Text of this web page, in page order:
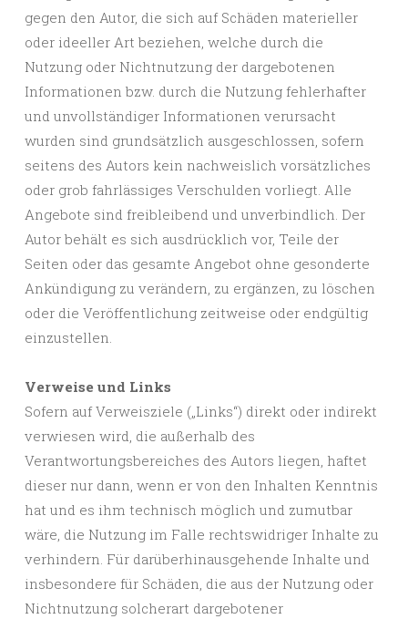
gegen den Autor, die sich auf Schäden materieller
oder ideeller Art beziehen, welche durch die
Nutzung oder Nichtnutzung der dargebotenen
Informationen bzw. durch die Nutzung fehlerhafter
und unvollständiger Informationen verursacht
wurden sind grundsätzlich ausgeschlossen, sofern
seitens des Autors kein nachweislich vorsätzliches
oder grob fahrlässiges Verschulden vorliegt. Alle
Angebote sind freibleibend und unverbindlich. Der
Autor behält es sich ausdrücklich vor, Teile der
Seiten oder das gesamte Angebot ohne gesonderte
Ankündigung zu verändern, zu ergänzen, zu löschen
oder die Veröffentlichung zeitweise oder endgültig
einzustellen.
Verweise und Links
Sofern auf Verweisziele („Links“) direkt oder indirekt
verwiesen wird, die außerhalb des
Verantwortungsbereiches des Autors liegen, haftet
dieser nur dann, wenn er von den Inhalten Kenntnis
hat und es ihm technisch möglich und zumutbar
wäre, die Nutzung im Falle rechtswidriger Inhalte zu
verhindern. Für darüberhinausgehende Inhalte und
insbesondere für Schäden, die aus der Nutzung oder
Nichtnutzung solcherart dargebotener